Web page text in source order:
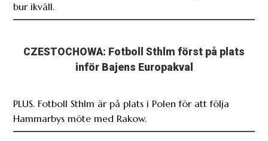
bur ikväll.
CZESTOCHOWA: Fotboll Sthlm först på plats
inför Bajens Europakval
PLUS. Fotboll Sthlm är på plats i Polen för att följa
Hammarbys möte med Rakow.